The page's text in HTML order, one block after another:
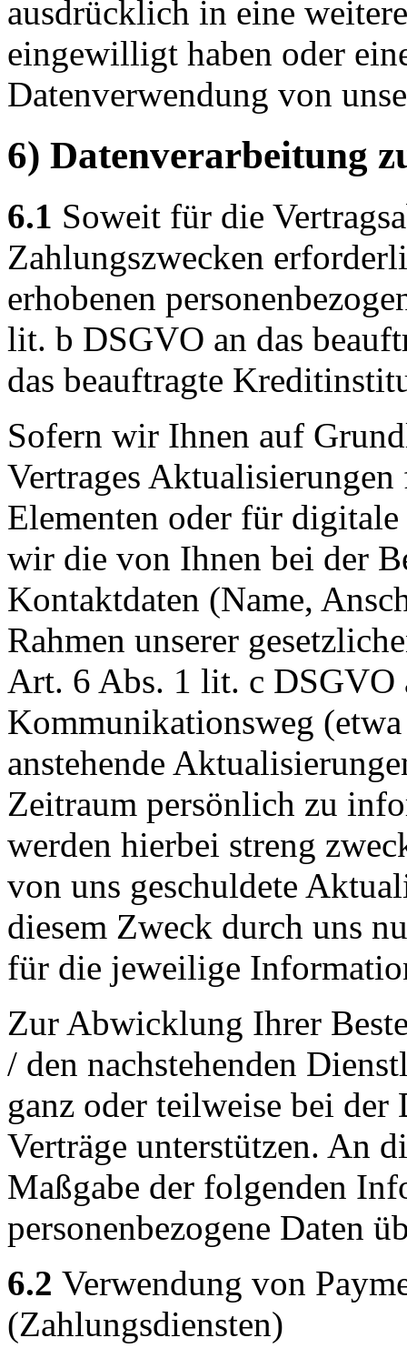
ausdrücklich in eine
eingewilligt haben oder
Datenverwendung von
6) Datenverarbeitung
6.1 Soweit für die
Zahlungszwecken
erhobenen
lit. b DSGVO an das
das beauftragte
Sofern wir Ihnen auf
Vertrages
Elementen oder für
wir die von Ihnen bei der
Kontaktdaten (Name,
Rahmen unserer
Art. 6 Abs. 1 lit. c DSGVO
Kommunikationsweg
anstehende
Zeitraum persönlich zu
werden hierbei streng
von uns geschuldete
diesem Zweck durch uns
für die jeweilige
Zur Abwicklung Ihrer
/ den nachstehenden
ganz oder teilweise bei der
Verträge unterstützen. An
Maßgabe der folgenden
personenbezogene Daten
6.2 Verwendung von
(Zahlungsdiensten)